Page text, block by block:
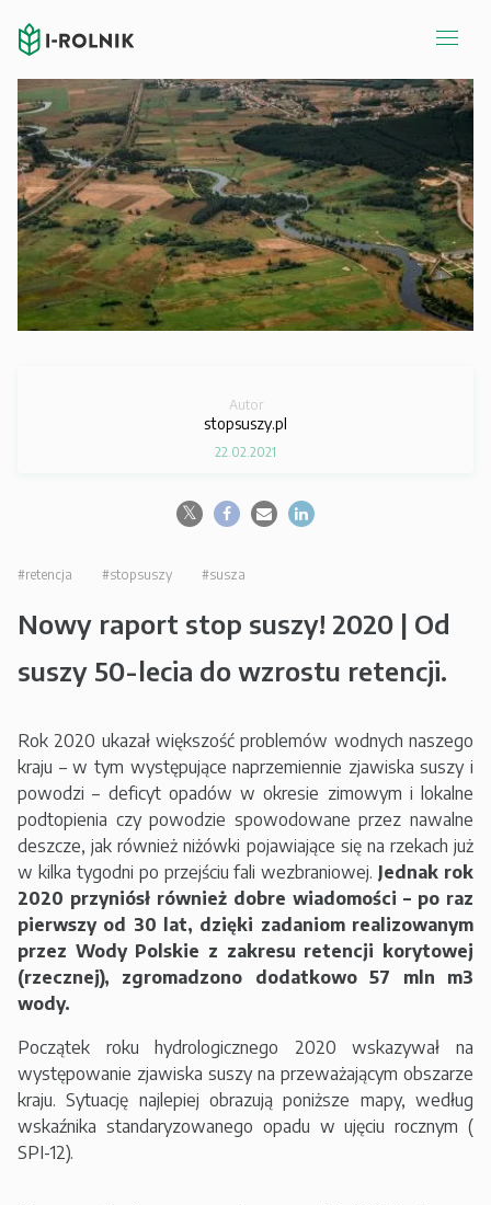
Autor
stopsuszy.pl
22.02.2021
#retencja #stopsuszy #susza
Nowy raport stop suszy! 2020 | Od
suszy 50-lecia do wzrostu retencji.
Rok 2020 ukazał większość problemów wodnych naszego
kraju – w tym występujące naprzemiennie zjawiska suszy i
powodzi – deficyt opadów w okresie zimowym i lokalne
podtopienia czy powodzie spowodowane przez nawalne
deszcze, jak również niżówki pojawiające się na rzekach już
w kilka tygodni po przejściu fali wezbraniowej.Jednak rok
2020 przyniósł również dobre wiadomości – po raz
pierwszy od 30 lat, dzięki zadaniom realizowanym
przez Wody Polskie z zakresu retencji korytowej
(rzecznej), zgromadzono dodatkowo 57 mln m3
wody.
Początek roku hydrologicznego 2020 wskazywał na
występowanie zjawiska suszy na przeważającym obszarze
kraju. Sytuację najlepiej obrazują poniższe mapy, według
wskaźnika standaryzowanego opadu w ujęciu rocznym (
SPI-12).